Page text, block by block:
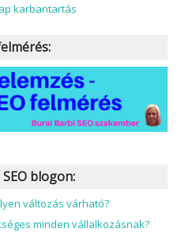
karbantartás
blogon:
változás várható?
minden vállalkozásnak?